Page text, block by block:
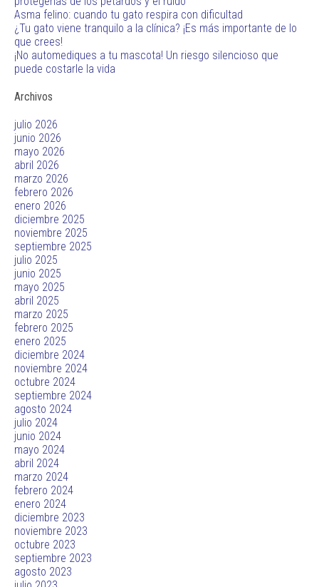
Asma felino: cuando tu gato respira con dificultad
¿Tu gato viene tranquilo a la clínica? ¡Es más importante de lo
que crees!
¡No automediques a tu mascota! Un riesgo silencioso que
puede costarle la vida
Archivos
julio 2026
junio 2026
mayo 2026
abril 2026
marzo 2026
febrero 2026
enero 2026
diciembre 2025
noviembre 2025
septiembre 2025
julio 2025
junio 2025
mayo 2025
abril 2025
marzo 2025
febrero 2025
enero 2025
diciembre 2024
noviembre 2024
octubre 2024
septiembre 2024
agosto 2024
julio 2024
junio 2024
mayo 2024
abril 2024
marzo 2024
febrero 2024
enero 2024
diciembre 2023
noviembre 2023
octubre 2023
septiembre 2023
agosto 2023